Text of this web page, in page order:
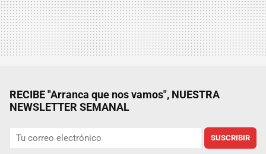
RECIBE "Arranca que nos vamos", NUESTRA
NEWSLETTER SEMANAL
SUSCRIBIR